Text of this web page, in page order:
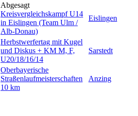
Abgesagt
Kreisvergleichskampf U14
in Eislingen (Team Ulm /
Alb-Donau)
Eislingen
Herbstwerfertag mit Kugel
und Diskus + KM M, F,
U20/18/16/14
Sarstedt
Oberbayerische
Straßenlaufmeisterschaften
10 km
Anzing